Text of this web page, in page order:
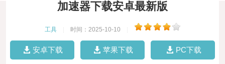
加速器下载安卓最新版
工具 时间：2025-10-10
安卓下载 苹果下载 PC下载